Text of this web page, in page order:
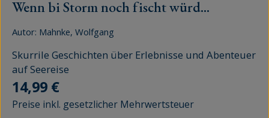
Wenn bi Storm noch fischt würd...
Autor: Mahnke, Wolfgang
Skurrile Geschichten über Erlebnisse und Abenteuer
auf Seereise
Regulärer Preis:
14,99 €
Preise inkl. gesetzlicher Mehrwertsteuer